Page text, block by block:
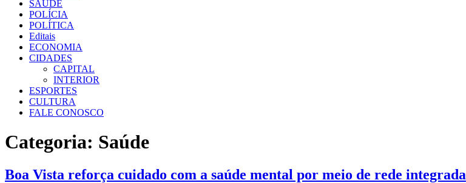
SAÚDE
POLÍCIA
POLÍTICA
Editais
ECONOMIA
CIDADES
CAPITAL
INTERIOR
ESPORTES
CULTURA
FALE CONOSCO
Categoria: Saúde
Boa Vista reforça cuidado com a saúde mental por meio de rede integrada